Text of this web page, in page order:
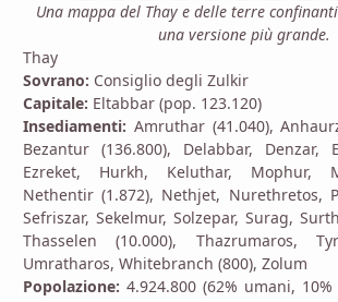
Una mappa del Thay e delle terre
una versione più grande.
Thay
Sovrano: Consiglio degli Zulkir
Capitale: Eltabbar (pop. 123.120)
Insediamenti: Amruthar (41.040),
Bezantur (136.800), Delabbar, Denzar,
Ezreket, Hurkh, Keluthar, Mophur,
Nethentir (1.872), Nethjet, Nurethretos,
Sefriszar, Sekelmur, Solzepar, Surag,
Thasselen (10.000), Thazrumaros,
Umratharos, Whitebranch (800), Zolum
Popolazione: 4.924.800 (62% umani,